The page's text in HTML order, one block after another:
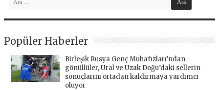
Popüler Haberler
Birleşik Rusya Genç Muhafızları’ndan
gönüllüler, Ural ve Uzak Doğu’daki sellerin
sonuçlarını ortadan kaldırmaya yardımcı
oluyor